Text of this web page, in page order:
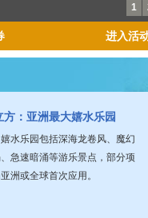
1
进入活
方：亚洲最大嬉水乐园
嬉水乐园包括深海龙卷风、魔幻
急速暗涌等游乐景点，部分项
洲或全球首次应用。